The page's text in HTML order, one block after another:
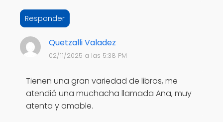
Responder
Quetzalli Valadez
02/11/2025 a las 5:38 PM
Tienen una gran variedad de libros, me
atendió una muchacha llamada Ana, muy
atenta y amable.